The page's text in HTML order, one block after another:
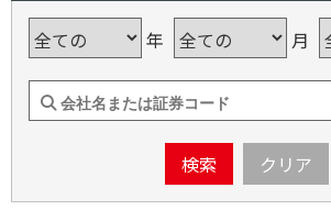
年 月
検索 クリア